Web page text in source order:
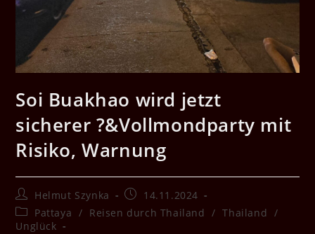
Soi Buakhao wird jetzt
sicherer ?&Vollmondparty mit
Risiko, Warnung
Beitrags-
Autor:
Helmut Szynka
Beitrag
veröffentlicht:
14.11.2024
Beitrags-
Kategorie:
Pattaya / Reisen durch Thailand / Thailand /
Unglück